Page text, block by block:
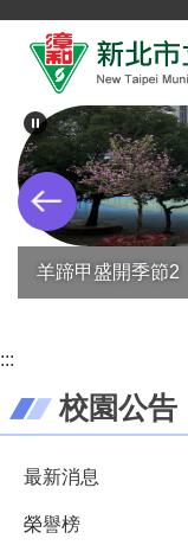
要
內
容
區
羊蹄甲盛開季節2
:::
校園公告
最新消息
榮譽榜